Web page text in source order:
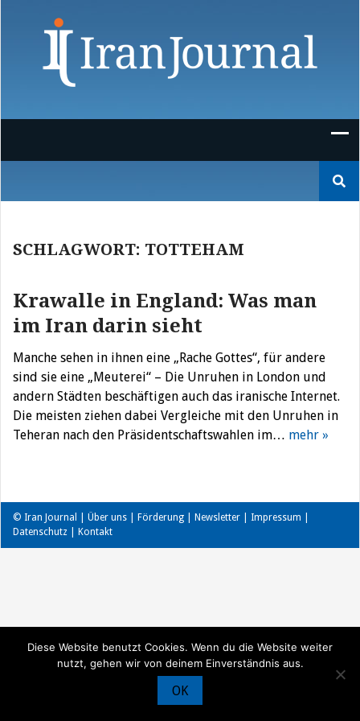
nach:
SCHLAGWORT: TOTTEHAM
Krawalle in England: Was man
im Iran darin sieht
Manche sehen in ihnen eine „Rache Gottes“, für andere
sind sie eine „Meuterei“ – Die Unruhen in London und
andern Städten beschäftigen auch das iranische Internet.
Die meisten ziehen dabei Vergleiche mit den Unruhen in
Teheran nach den Präsidentschaftswahlen im… mehr »
© Iran Journal | Über uns Förderung Newsletter Impressum
Datenschutz
Kontakt
Diese Website benutzt Cookies. Wenn du die Website weiter
nutzt, gehen wir von deinem Einverständnis aus.
OK